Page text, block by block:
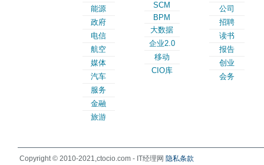
能源
政府
电信
航空
媒体
汽车
服务
金融
旅游
SCM
BPM
大数据
企业2.0
移动
CIO库
公司
招聘
读书
报告
创业
会务
Copyright © 2010-2021,ctocio.com - IT经理网 隐私条款